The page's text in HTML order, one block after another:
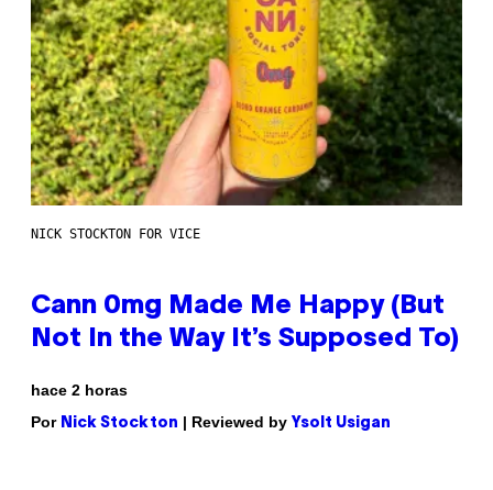
NICK STOCKTON FOR VICE
Cann 0mg Made Me Happy (But
Not In the Way It’s Supposed To)
hace 2 horas
Por Nick Stockton | Reviewed by Ysolt Usigan